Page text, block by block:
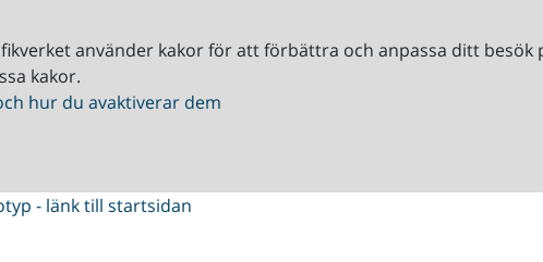
använder kakor för att förbättra och anpassa ditt
kakor.
hur du avaktiverar dem